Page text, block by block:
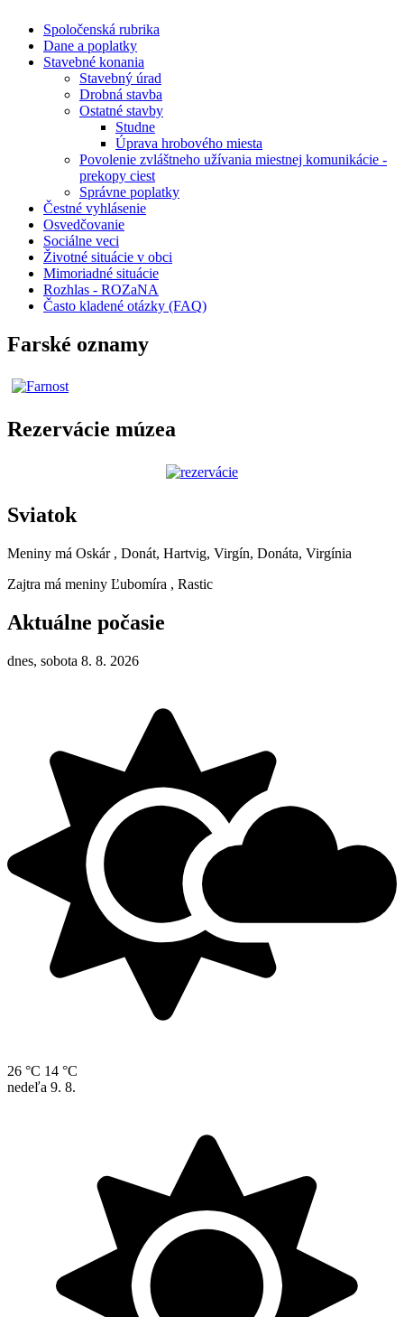
Spoločenská rubrika
Dane a poplatky
Stavebné konania
Stavebný úrad
Drobná stavba
Ostatné stavby
Studne
Úprava hrobového miesta
Povolenie zvláštneho užívania miestnej komunikácie -
prekopy ciest
Správne poplatky
Čestné vyhlásenie
Osvedčovanie
Sociálne veci
Životné situácie v obci
Mimoriadné situácie
Rozhlas - ROZaNA
Často kladené otázky (FAQ)
Farské oznamy
Rezervácie múzea
Sviatok
Meniny má Oskár , Donát, Hartvig, Virgín, Donáta, Virgínia
Zajtra má meniny Ľubomíra , Rastic
Aktuálne počasie
dnes, sobota 8. 8. 2026
26 °C 14 °C
nedeľa 9. 8.